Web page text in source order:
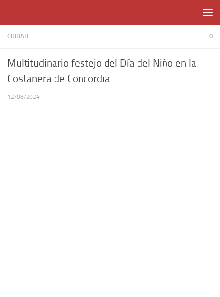
CIUDAD 0
Multitudinario festejo del Día del Niño en la
Costanera de Concordia
12/08/2024